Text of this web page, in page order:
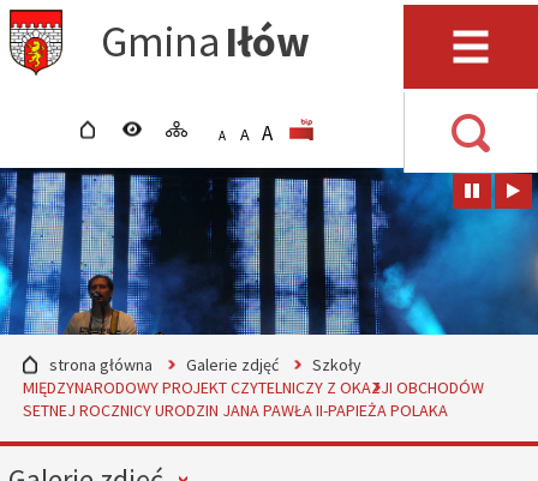
Przejdź do głównego
menu
Przejdź do treści
Przejdź do wyszukiwarki
Przejdź do mapy serwisu
Gmina Iłów Menu
strona głównawersja kontrastowa
mapa serwisu
APOMNIEJSZ CZCIONKĘ
A STANDARDOWY ROZMIAR
A POWIĘKSZ CZCIONKĘ
rozmiar czcionki
strona główna Galerie zdjęć
Szkoły
MIĘDZYNARODOWY PROJEKT CZYTELNICZY Z OKAZJI OBCHODÓW
SETNEJ ROCZNICY URODZIN JANA PAWŁA II-PAPIEŻA POLAKA